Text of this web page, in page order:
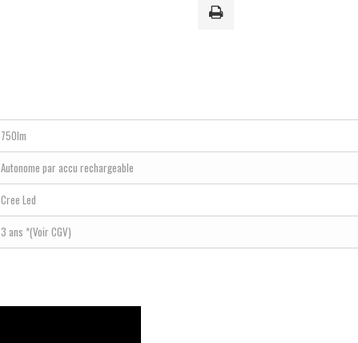
750lm
Autonome par accu rechargeable
Cree Led
3 ans *(Voir CGV)